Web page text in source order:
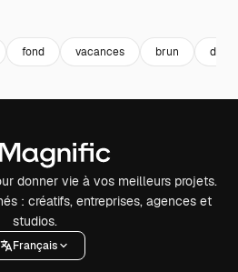
fond vacances brun d'or
donner vie à vos meilleurs projets.
: créatifs, entreprises, agences et
studios.
Français